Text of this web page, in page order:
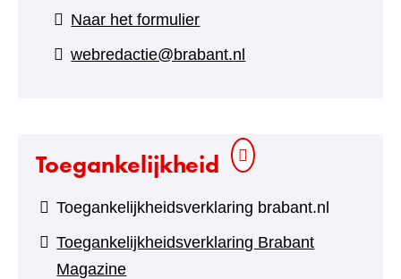
Naar het formulier(verwijst
naar
webredactie@brabant.nl
Toegankelijkheid
Toegankelijkheidsverklaring brabant.nl
Toegankelijkheidsverklaring Brabant
Magazine